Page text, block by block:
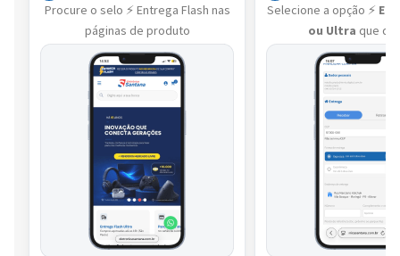
Procure o selo ⚡ Entrega Flash nas
páginas de produto
Selecione a opção ⚡
ou Ultra que